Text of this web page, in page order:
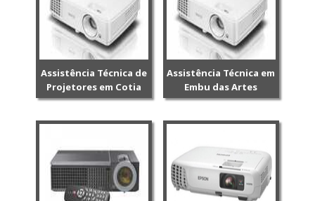
Assistência Técnica de
Projetores em Cotia
Assistência Técnica em
Embu das Artes